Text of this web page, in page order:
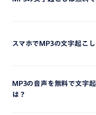
スマホでMP3の文字起こ
MP3の音声を無料で文字
は？